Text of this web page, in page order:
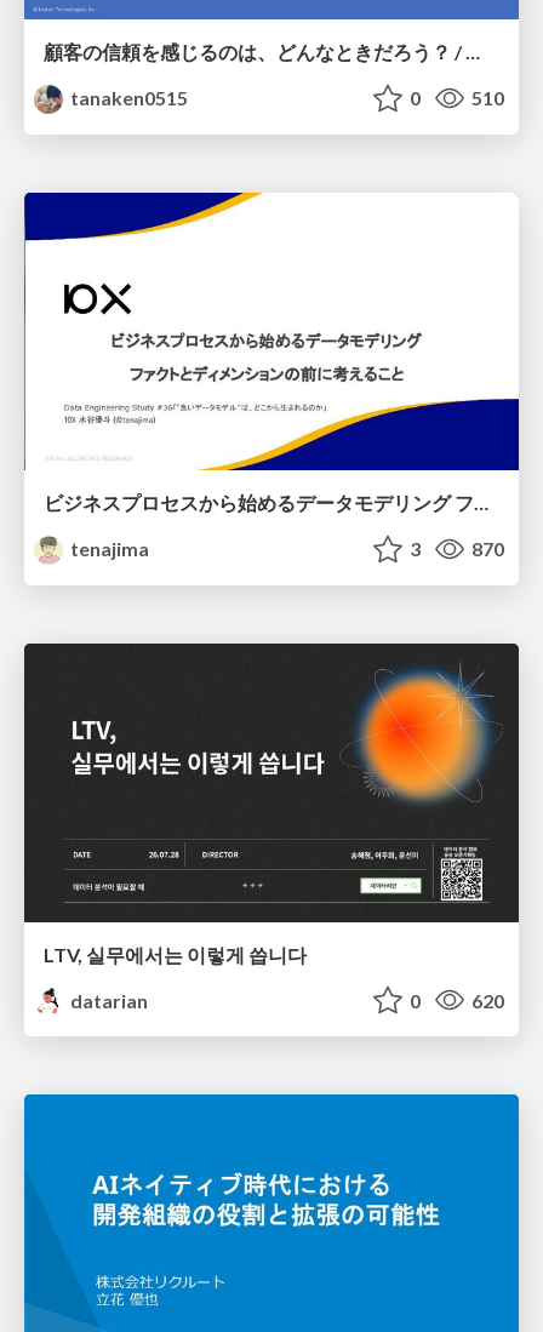
tanaken0515
0 510
ビジネスプロセスから始めるデータモデリング ファクトとディメンションの前に考えること
tenajima
3 870
LTV, 실무에서는 이렇게 씁니다
datarian
0 620